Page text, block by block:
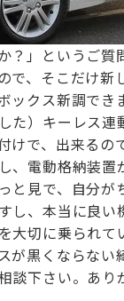
」 というご質
、 そこだけ新
クス新調でき
） キーレス連
けで、出来るの
、電動格納装置
と見で、自分が
、本当に良い
大切に乗られて
が黒くならない
談下さい。あり